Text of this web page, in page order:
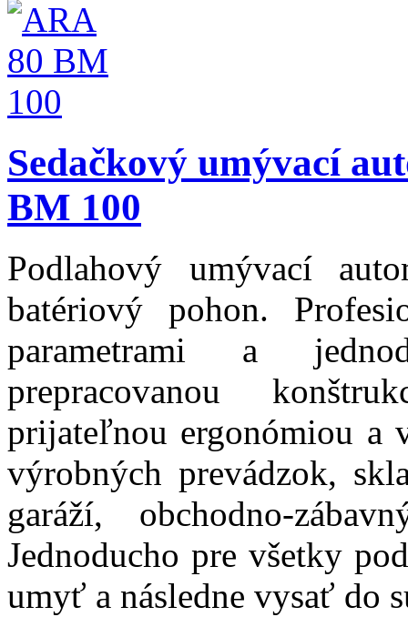
Sedačkový umývací
BM 100
Podlahový umývací
batériový pohon.
parametrami a
prepracovanou
prijateľnou ergonómiou a
výrobných prevádzok,
garáží, obchodno-
Jednoducho pre všetky
umyť a následne vysať do